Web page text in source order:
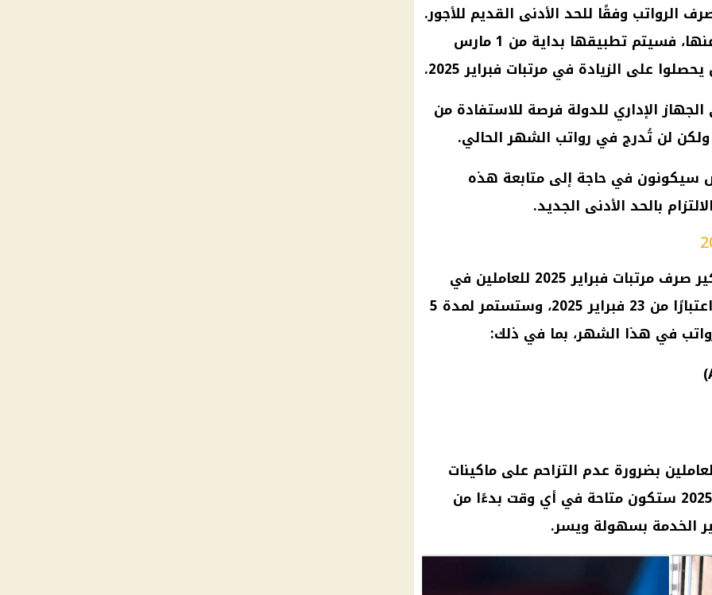
وفقًا للحد الأدنى القديم للأجور.
أما الزيادة التي أعلنت الحكومة عنها، فسيتم تطبيقها بداية من 1 مارس
الإداري للدولة فرصة للاستفادة من
لن تُدرج في رواتب الشهر الحالي.
سيكونون في حاجة إلى متابعة هذه
بالحد الأدنى الجديد.
أعلنت وزارة المالية أنه سيتم تبكير صرف مرتبات فبراير 2025 للعاملين في
الدولة، بحيث تبدأ عملية الصرف اعتبارًا من 23 فبراير 2025، وستستمر لمدة 5
في هذا الشهر، بما في ذلك:
بضرورة عدم التزاحم على ماكينات
الصراف الآلي، لأن مرتبات فبراير 2025 ستكون متاحة في أي وقت بدءًا من
الخدمة بسهولة ويسر.